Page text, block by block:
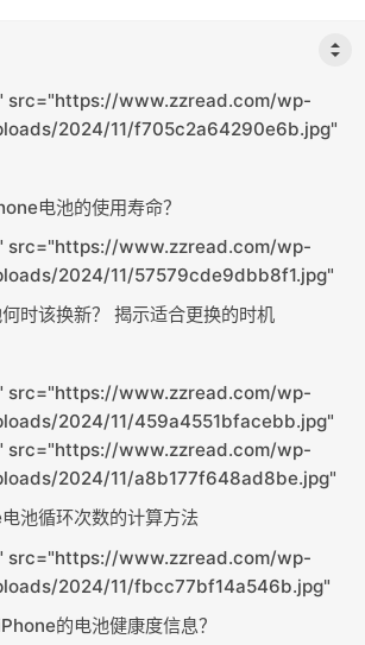
src="https://www.zzread.com/wp-
2024/11/f705c2a64290e6b.jpg"
电池的使用寿命？
src="https://www.zzread.com/wp-
2024/11/57579cde9dbb8f1.jpg"
时该换新？ 揭示适合更换的时机
src="https://www.zzread.com/wp-
2024/11/459a4551bfacebb.jpg"
src="https://www.zzread.com/wp-
2024/11/a8b177f648ad8be.jpg"
池循环次数的计算方法
src="https://www.zzread.com/wp-
2024/11/fbcc77bf14a546b.jpg"
的电池健康度信息？